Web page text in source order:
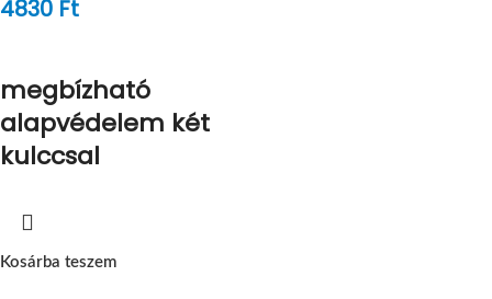
4830 Ft
megbízható
alapvédelem két
kulccsal
Kosárba teszem